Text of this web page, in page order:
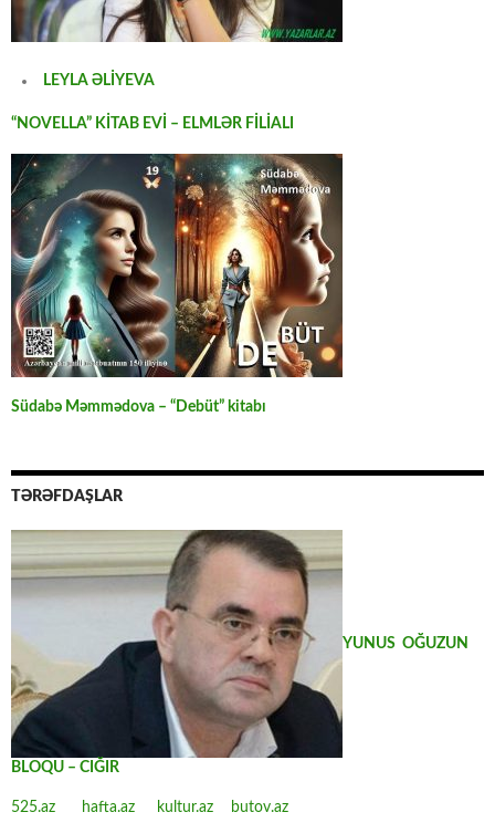
LEYLA ƏLİYEVA
“NOVELLA” KİTAB EVİ – ELMLƏR FİLİALI
Südabə Məmmədova – “Debüt” kitabı
TƏRƏFDAŞLAR
YUNUS OĞUZUN
BLOQU – CIĞIR
525.az hafta.az kultur.az butov.az